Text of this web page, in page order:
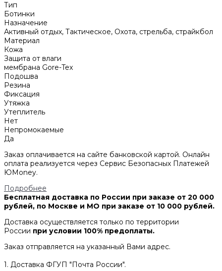
Тип
Ботинки
Назначение
Активный отдых, Тактическое, Охота, стрельба, страйкбол
Материал
Кожа
Защита от влаги
мембрана Gore-Tex
Подошва
Резина
Фиксация
Утяжка
Утеплитель
Нет
Непромокаемые
Да
Заказ оплачивается на сайте банковской картой. Онлайн
оплата реализуется через Сервис Безопасных Платежей
ЮMoney.
Подробнее
Бесплатная доставка по России при заказе от 20 000
рублей, по Москве и МО при заказе от 10 000 рублей.
Доставка осуществляется только по территории
России при условии 100% предоплаты.
Заказ отправляется на указанный Вами адрес.
1. Доставка ФГУП "Почта России".